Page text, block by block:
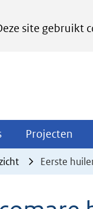
site gebruikt
Thema's
Uitklappen
Projecten
Eerste